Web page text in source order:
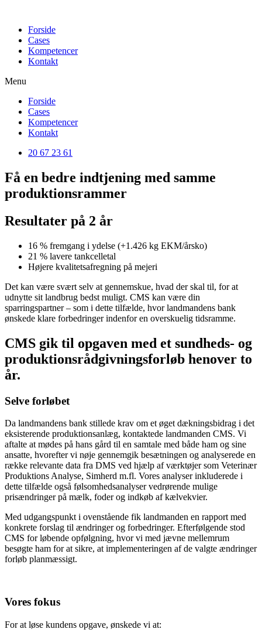
Forside
Cases
Kompetencer
Kontakt
Menu
Forside
Cases
Kompetencer
Kontakt
20 67 23 61
Få en bedre indtjening med samme
produktionsrammer
Resultater på 2 år
16 % fremgang i ydelse (+1.426 kg EKM/årsko)
21 % lavere tankcelletal
Højere kvalitetsafregning på mejeri
Det kan være svært selv at gennemskue, hvad der skal til, for at
udnytte sit landbrug bedst muligt. CMS kan være din
sparringspartner – som i dette tilfælde, hvor landmandens bank
ønskede klare forbedringer indenfor en overskuelig tidsramme.
CMS gik til opgaven med et sundheds- og
produktionsrådgivningsforløb henover to
år.
Selve forløbet
Da landmandens bank stillede krav om et øget dækningsbidrag i det
eksisterende produktionsanlæg, kontaktede landmanden CMS. Vi
aftalte at mødes på hans gård til en samtale med både ham og sine
ansatte, hvorefter vi nøje gennemgik besætningen og analyserede en
række relevante data fra DMS ved hjælp af værktøjer som Veterinær
Produktions Analyse, Simherd m.fl. Vores analyser inkluderede i
dette tilfælde også følsomhedsanalyser vedrørende mulige
prisændringer på mælk, foder og indkøb af kælvekvier.
Med udgangspunkt i ovenstående fik landmanden en rapport med
konkrete forslag til ændringer og forbedringer. Efterfølgende stod
CMS for løbende opfølgning, hvor vi med jævne mellemrum
besøgte ham for at sikre, at implementeringen af de valgte ændringer
forløb planmæssigt.
Vores fokus
For at løse kundens opgave, ønskede vi at: